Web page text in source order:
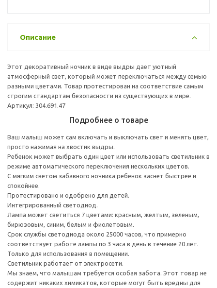
Описание
Этот декоративный ночник в виде выдры дает уютный
атмосферный свет, который может переключаться между семью
разными цветами. Товар протестирован на соответствие самым
строгим стандартам безопасности из существующих в мире.
Артикул: 304.691.47
Подробнее о товаре
Ваш малыш может сам включать и выключать свет и менять цвет,
просто нажимая на хвостик выдры.
Ребенок может выбрать один цвет или использовать светильник в
режиме автоматического переключения нескольких цветов.
С мягким светом забавного ночника ребенок заснет быстрее и
спокойнее.
Протестировано и одобрено для детей.
Интегрированный светодиод.
Лампа может светиться 7 цветами: красным, желтым, зеленым,
бирюзовым, синим, белым и фиолетовым.
Срок службы светодиода около 25000 часов, что примерно
соответствует работе лампы по 3 часа в день в течение 20 лет.
Только для использования в помещении.
Светильник работает от электросети.
Мы знаем, что малышам требуется особая забота. Этот товар не
содержит никаких химикатов, которые могут быть вредны для